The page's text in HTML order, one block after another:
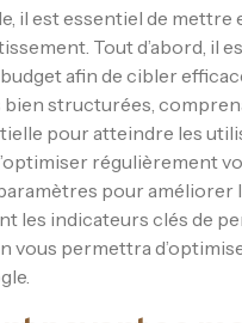
il est essentiel de mettre
Tout d’abord, il
afin de cibler
bien structurées,
pour atteindre les
régulièrement
pour améliorer
les indicateurs clés de
vous permettra